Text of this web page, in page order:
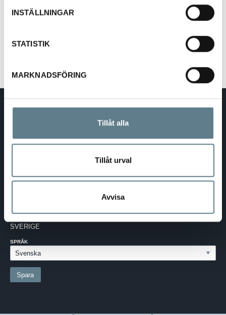
INSTÄLLNINGAR
STATISTIK
MARKNADSFÖRING
Tillåt alla
Tillåt urval
Avvisa
Finns även med tillhörande lock (artnr. 359931 - 25cm x 18cm)
DaloLindén AB
Adress: Silkesvägen 27
SE-331 53 VÄRNAMO
SVERIGE - SEK
SVERIGE
SPRÅK